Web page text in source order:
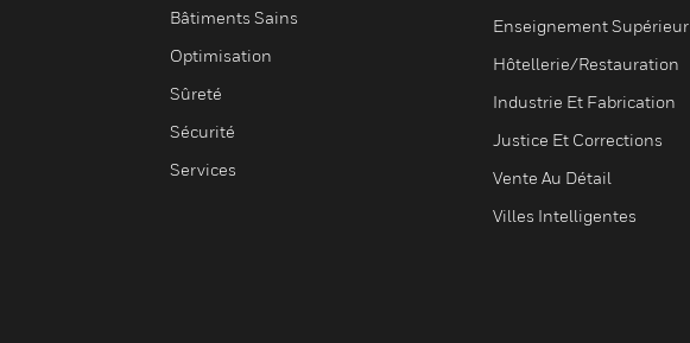
Bâtiments Sains
Optimisation
Sûreté
Sécurité
Services
Enseignement Supérieur
Hôtellerie/Restauration
Industrie Et Fabrication
Justice Et Corrections
Vente Au Détail
Villes Intelligentes